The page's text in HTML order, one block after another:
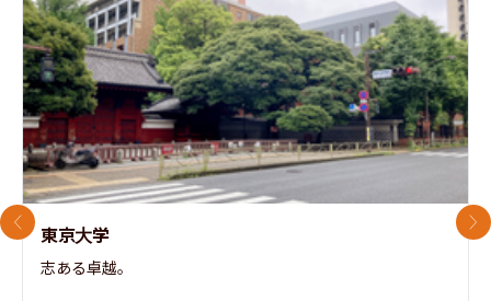
東京大学
志ある卓越。
前のスライド 次